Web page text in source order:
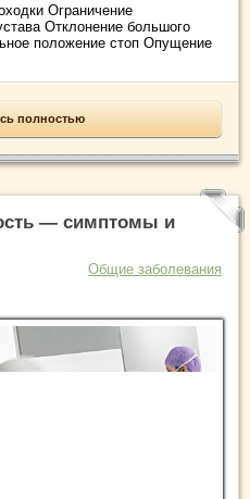
Ограничение
Отклонение большого
положение стоп Опущение
полностью
— симптомы и
Общие заболевания